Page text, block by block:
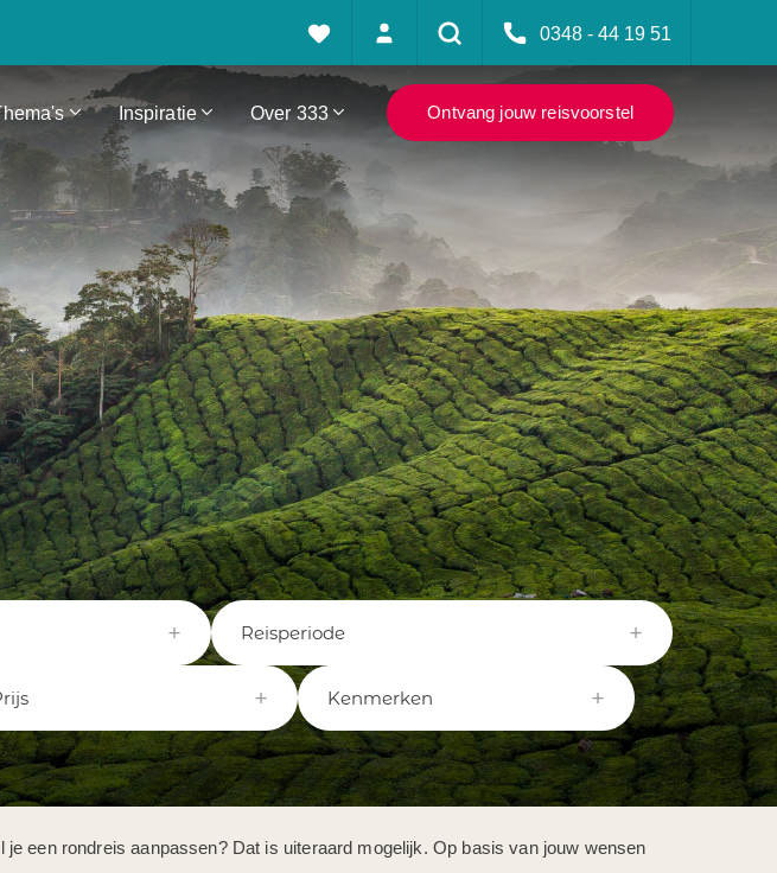
0348 - 44 19 51
Inspiratie Over 333 Ontvang jouw reisvoorstel
Reisperiode
Kenmerken
een rondreis aanpassen? Dat is uiteraard mogelijk. Op basis van jouw wensen